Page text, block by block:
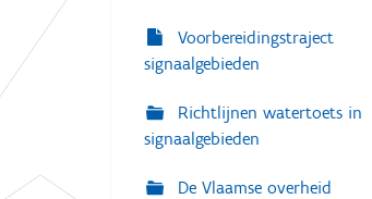
Voorbereidingstraject
signaalgebieden
Richtlijnen watertoets in
signaalgebieden
De Vlaamse overheid